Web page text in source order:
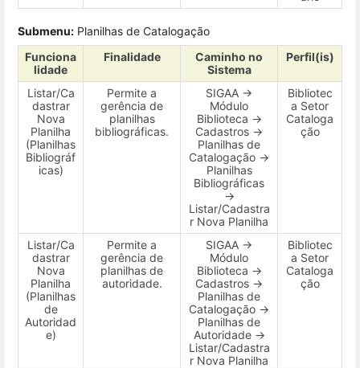
Submenu: Planilhas de Catalogação
Funciona
lidade
Finalidade
Caminho no
Sistema
Perfil(is)
Listar/Ca
dastrar
Nova
Planilha
(Planilhas
Bibliográf
icas)
Permite a
gerência de
planilhas
bibliográficas.
SIGAA →
Módulo
Biblioteca →
Cadastros →
Planilhas de
Catalogação →
Planilhas
Bibliográficas
→
Listar/Cadastra
r Nova Planilha
Bibliotec
a Setor
Cataloga
ção
Listar/Ca
dastrar
Nova
Planilha
(Planilhas
de
Autoridad
e)
Permite a
gerência de
planilhas de
autoridade.
SIGAA →
Módulo
Biblioteca →
Cadastros →
Planilhas de
Catalogação →
Planilhas de
Autoridade →
Listar/Cadastra
r Nova Planilha
Bibliotec
a Setor
Cataloga
ção